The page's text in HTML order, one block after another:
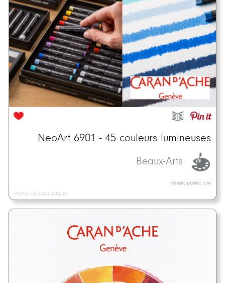
NeoArt 6901 - 45 couleurs lumineuses
Beaux-Arts
dessin, pastel, cire
Photo ©Caran d'Ache